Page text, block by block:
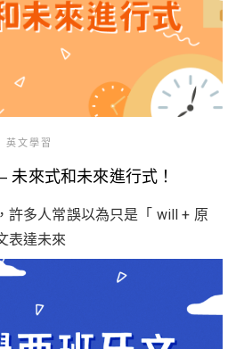
英文學習
未來式和未來進行式！
許多人常誤以為只是「 will + 原
表達未來